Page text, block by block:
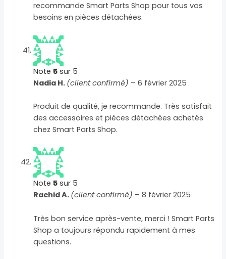
recommande Smart Parts Shop pour tous vos
besoins en pièces détachées.
Note 5 sur 5
Nadia H. (client confirmé) – 6 février 2025
Produit de qualité, je recommande. Très satisfait
des accessoires et pièces détachées achetés
chez Smart Parts Shop.
Note 5 sur 5
Rachid A. (client confirmé) – 8 février 2025
Très bon service après-vente, merci ! Smart Parts
Shop a toujours répondu rapidement à mes
questions.